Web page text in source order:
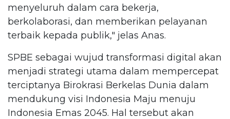
menyeluruh dalam cara bekerja,
berkolaborasi, dan memberikan pelayanan
terbaik kepada publik," jelas Anas.
SPBE sebagai wujud transformasi digital akan
menjadi strategi utama dalam mempercepat
terciptanya Birokrasi Berkelas Dunia dalam
mendukung visi Indonesia Maju menuju
Indonesia Emas 2045. Hal tersebut akan